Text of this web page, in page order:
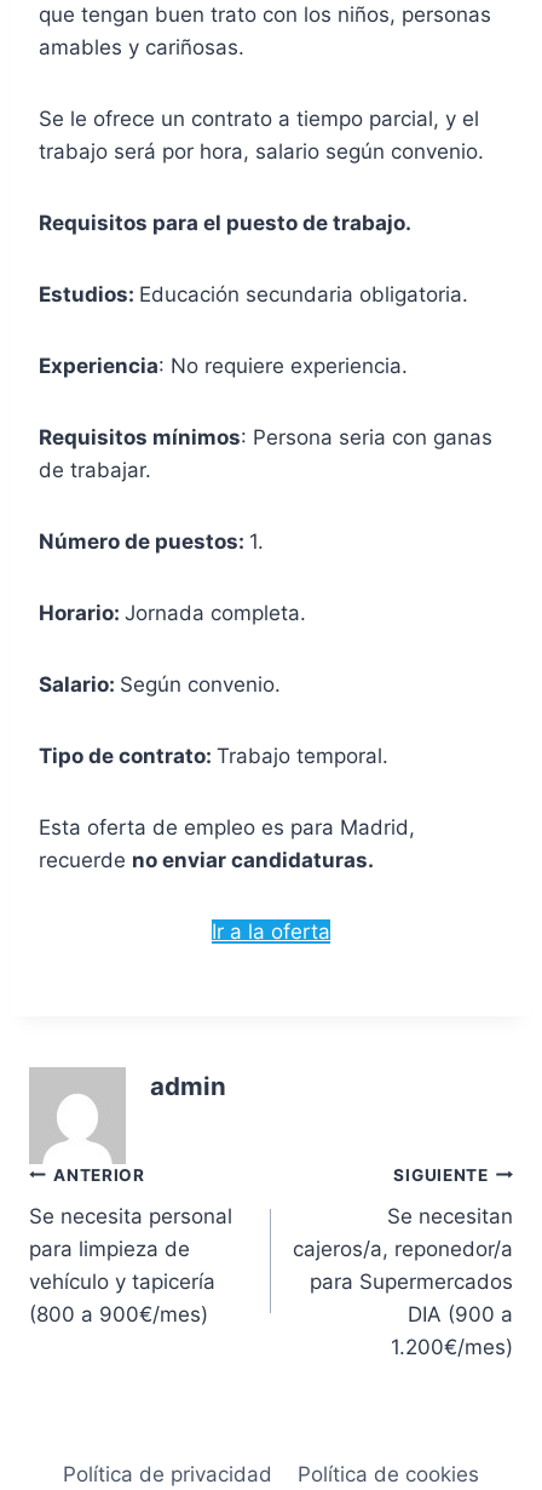
que tengan buen trato con los niños, personas
amables y cariñosas.
Se le ofrece un contrato a tiempo parcial, y el
trabajo será por hora, salario según convenio.
Requisitos para el puesto de trabajo.
Estudios: Educación secundaria obligatoria.
Experiencia: No requiere experiencia.
Requisitos mínimos: Persona seria con ganas
de trabajar.
Número de puestos: 1.
Horario: Jornada completa.
Salario: Según convenio.
Tipo de contrato: Trabajo temporal.
Esta oferta de empleo es para Madrid,
recuerde no enviar candidaturas.
Ir a la oferta
admin
Navegación
de
entradas
ANTERIOR
Se necesita personal
para limpieza de
vehículo y tapicería
(800 a 900€/mes)
SIGUIENTE
Se necesitan
cajeros/a, reponedor/a
para Supermercados
DIA (900 a
1.200€/mes)
Política de privacidad Política de cookies